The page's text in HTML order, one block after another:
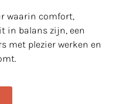
waarin comfort,
balans zijn, een
met plezier werken en